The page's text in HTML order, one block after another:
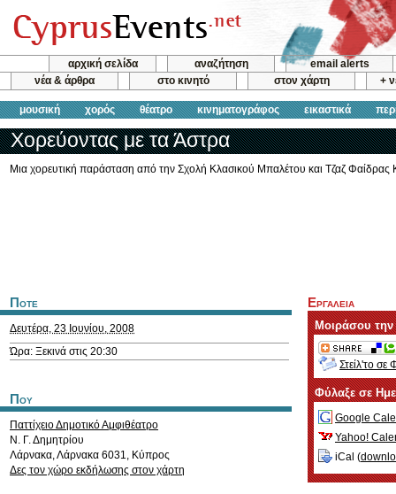
αρχική σελίδα αναζήτηση
email alerts
νέα & άρθρα
στο κινητό στον χάρτη +
μουσική χορός θέατρο κινηματογράφος εικαστικά
Χορεύοντας με τα Άστρα
Μια χορευτική παράσταση από την Σχολή Κλασικού Μπαλέτου και Τζαζ Φαίδρας
Ποτε
Δευτέρα, 23 Ιουνίου, 2008
Ώρα: Ξεκινά στις 20:30
Που
Παττίχειο Δημοτικό Αμφιθέατρο
Ν. Γ. Δημητρίου
Λάρνακα,Λάρνακα 6031, Κύπρος
Δες τον χώρο εκδήλωσης στον χάρτη
Εργαλεια
Μοιράσου
Στείλ'το σε
Φύλαξε σε
Google
Yahoo!
iCal (